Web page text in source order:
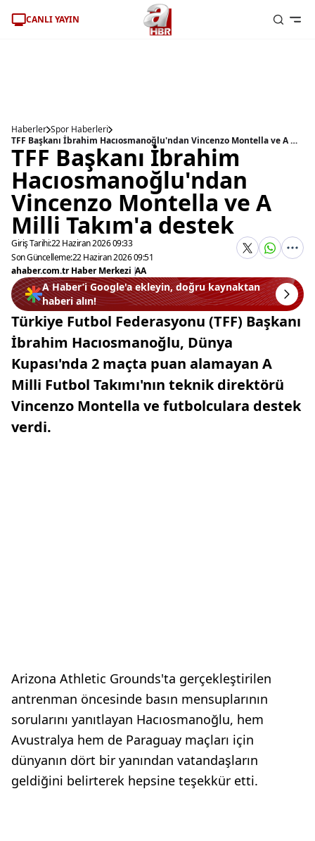
CANLI YAYIN
Haberler Spor Haberleri
TFF Başkanı İbrahim Hacıosmanoğlu'ndan Vincenzo Montella ve A Milli Takım'a destek
TFF Başkanı İbrahim
Hacıosmanoğlu'ndan
Vincenzo Montella ve A
Milli Takım'a destek
Giriş Tarihi:22 Haziran 2026 09:33
Son Güncelleme:22 Haziran 2026 09:51
ahaber.com.tr Haber Merkezi |AA
A Haber’i Google'a ekleyin, doğru kaynaktan
haberi alın!
Türkiye Futbol Federasyonu (TFF) Başkanı
İbrahim Hacıosmanoğlu, Dünya
Kupası'nda 2 maçta puan alamayan A
Milli Futbol Takımı'nın teknik direktörü
Vincenzo Montella ve futbolculara destek
verdi.
Arizona Athletic Grounds'ta gerçekleştirilen
antrenman öncesinde basın mensuplarının
sorularını yanıtlayan Hacıosmanoğlu, hem
Avustralya hem de Paraguay maçları için
dünyanın dört bir yanından vatandaşların
geldiğini belirterek hepsine teşekkür etti.